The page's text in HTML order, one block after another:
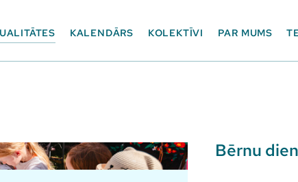
KALENDĀRS KOLEKTĪVI PAR MUMS
Bērnu